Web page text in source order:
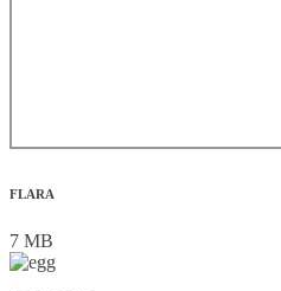
FLARA
7 MB